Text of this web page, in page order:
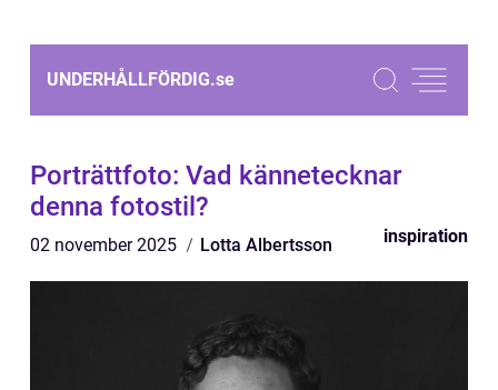
UNDERHÅLLFÖRDIG.se
Porträttfoto: Vad kännetecknar
denna fotostil?
02 november 2025 Lotta Albertsson inspiration